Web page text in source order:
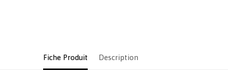
Fiche Produit Description